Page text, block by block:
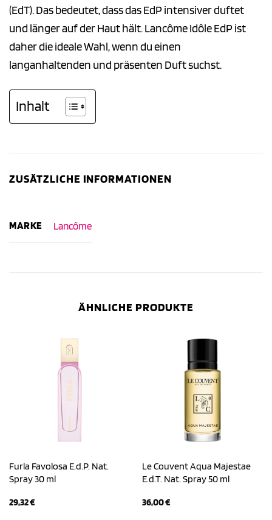
(EdT). Das bedeutet, dass das EdP intensiver duftet
und länger auf der Haut hält. Lancôme Idôle EdP ist
daher die ideale Wahl, wenn du einen
langanhaltenden und präsenten Duft suchst.
Inhalt
ZUSÄTZLICHE INFORMATIONEN
MARKE Lancôme
ÄHNLICHE PRODUKTE
Furla Favolosa E.d.P. Nat.
Spray 30 ml
29,32€
Le Couvent Aqua Majestae
E.d.T. Nat. Spray 50 ml
36,00€